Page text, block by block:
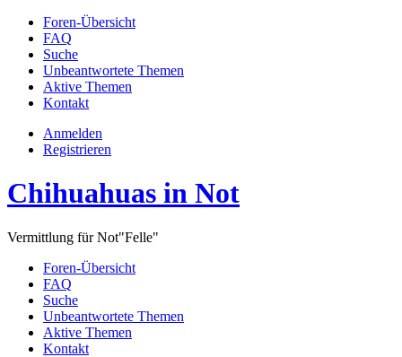
Foren-Übersicht
FAQ
Suche
Unbeantwortete Themen
Aktive Themen
Kontakt
Anmelden
Registrieren
Chihuahuas in Not
Vermittlung für Not"Felle"
Foren-Übersicht
FAQ
Suche
Unbeantwortete Themen
Aktive Themen
Kontakt